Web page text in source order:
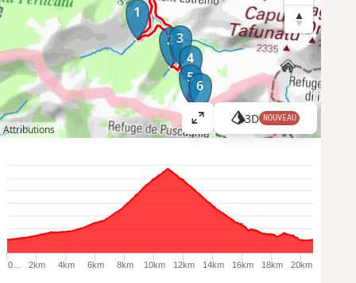
1
23
4
56
Attributions
A
ff
c
h
a
3D NOUVEAU
0… 2km 4km 6km 8km 10km 12km 14km 16km 18km 20km